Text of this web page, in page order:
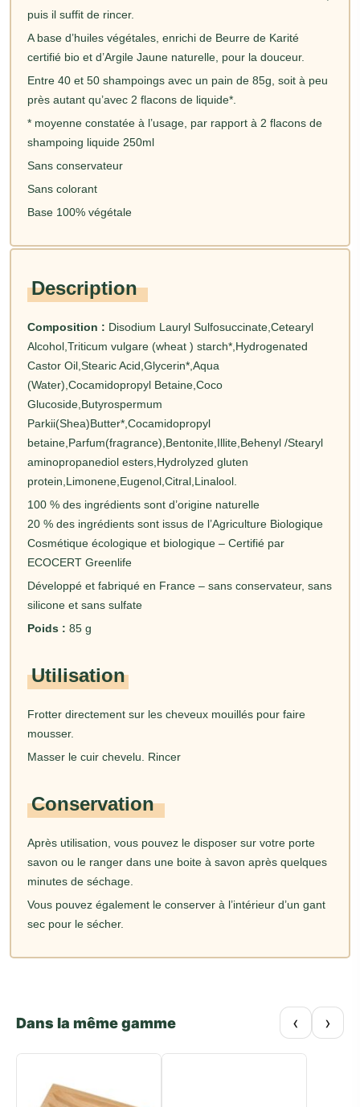
puis il suffit de rincer.
A base d’huiles végétales, enrichi de Beurre de Karité
certifié bio et d’Argile Jaune naturelle, pour la douceur.
Entre 40 et 50 shampoings avec un pain de 85g, soit à peu
près autant qu’avec 2 flacons de liquide*.
* moyenne constatée à l’usage, par rapport à 2 flacons de
shampoing liquide 250ml
Sans conservateur
Sans colorant
Base 100% végétale
Description
Composition : Disodium Lauryl Sulfosuccinate,Cetearyl
Alcohol,Triticum vulgare (wheat ) starch*,Hydrogenated
Castor Oil,Stearic Acid,Glycerin*,Aqua
(Water),Cocamidopropyl Betaine,Coco
Glucoside,Butyrospermum
Parkii(Shea)Butter*,Cocamidopropyl
betaine,Parfum(fragrance),Bentonite,Illite,Behenyl /Stearyl
aminopropanediol esters,Hydrolyzed gluten
protein,Limonene,Eugenol,Citral,Linalool.
100 % des ingrédients sont d’origine naturelle
20 % des ingrédients sont issus de l’Agriculture Biologique
Cosmétique écologique et biologique – Certifié par
ECOCERT Greenlife
Développé et fabriqué en France – sans conservateur, sans
silicone et sans sulfate
Poids : 85 g
Utilisation
Frotter directement sur les cheveux mouillés pour faire
mousser.
Masser le cuir chevelu. Rincer
Conservation
Après utilisation, vous pouvez le disposer sur votre porte
savon ou le ranger dans une boite à savon après quelques
minutes de séchage.
Vous pouvez également le conserver à l’intérieur d’un gant
sec pour le sécher.
Dans la même gamme ‹ ›